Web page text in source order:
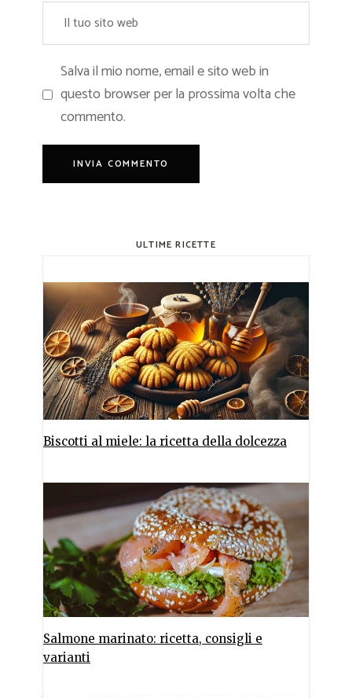
Salva il mio nome, email e sito web in
questo browser per la prossima volta che
commento.
ULTIME RICETTE
Biscotti al miele: la ricetta della dolcezza
Salmone marinato: ricetta, consigli e
varianti